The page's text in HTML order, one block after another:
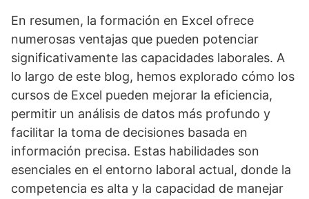
En resumen, la formación en Excel ofrece
numerosas ventajas que pueden potenciar
significativamente las capacidades laborales. A
lo largo de este blog, hemos explorado cómo los
cursos de Excel pueden mejorar la eficiencia,
permitir un análisis de datos más profundo y
facilitar la toma de decisiones basada en
información precisa. Estas habilidades son
esenciales en el entorno laboral actual, donde la
competencia es alta y la capacidad de manejar